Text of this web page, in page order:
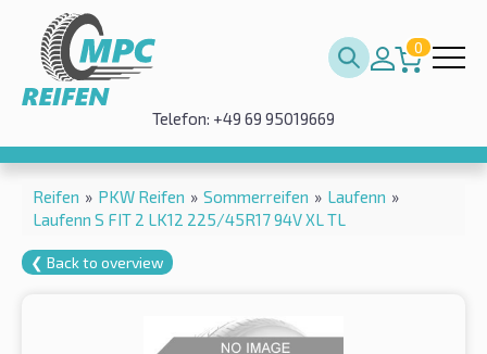
0
Telefon: +49 69 95019669
Reifen » PKW Reifen » Sommerreifen » Laufenn »
Laufenn S FIT 2 LK12 225/45R17 94V XL TL
❮ Back to overview